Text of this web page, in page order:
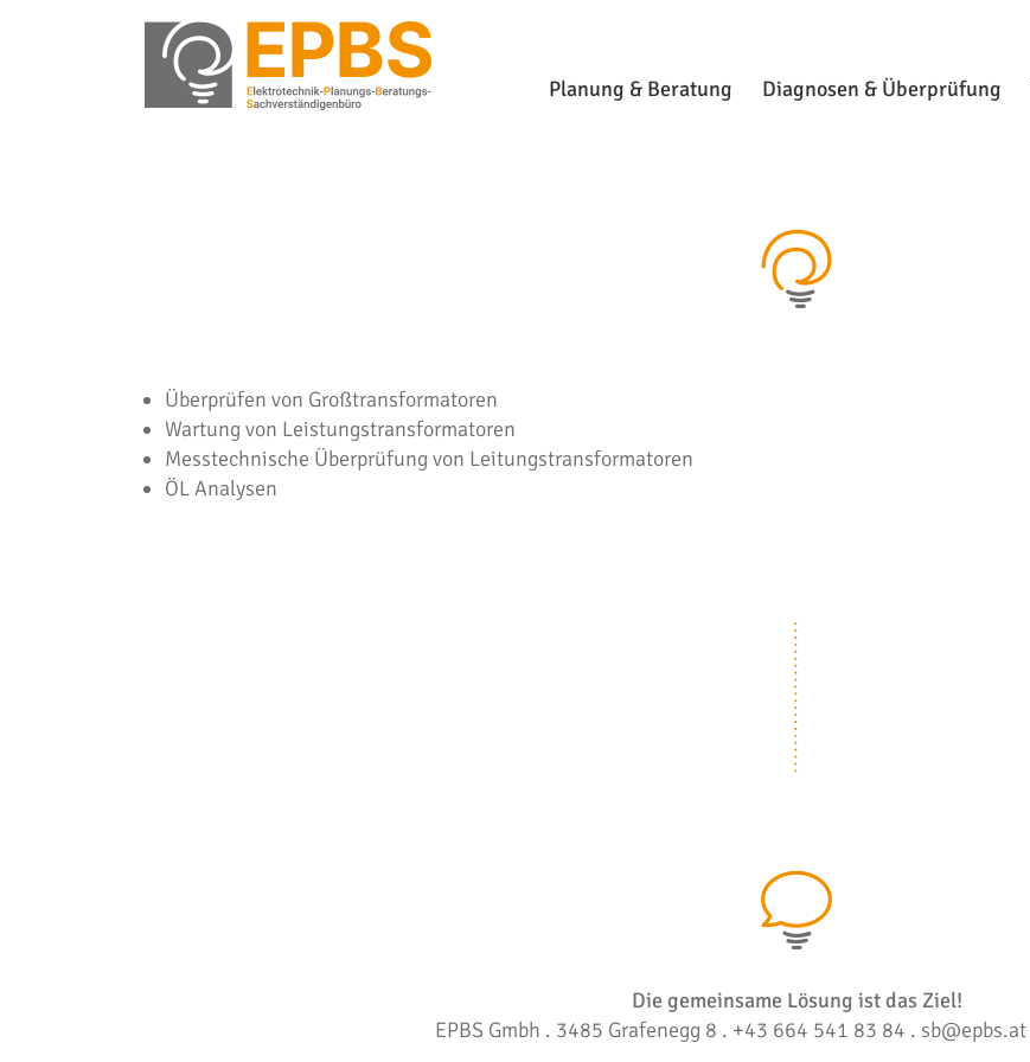
Planung & Beratung Diagnosen & Überprüfung
Überprüfen von Großtransformatoren
Wartung von Leistungstransformatoren
Messtechnische Überprüfung von Leitungstransformatoren
ÖL Analysen
Die gemeinsame Lösung ist das Ziel!
EPBS Gmbh . 3485 Grafenegg 8 . +43 664 541 83 84 . sb@epbs.at